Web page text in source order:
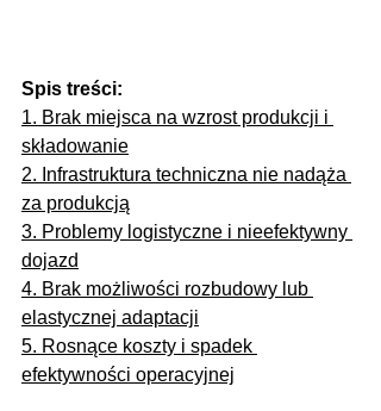
Spis treści:
1. Brak miejsca na wzrost produkcji i
składowanie
2. Infrastruktura techniczna nie nadąża
za produkcją
3. Problemy logistyczne i nieefektywny
dojazd
4. Brak możliwości rozbudowy lub
elastycznej adaptacji
5. Rosnące koszty i spadek
efektywności operacyjnej